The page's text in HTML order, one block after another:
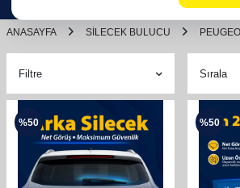
ANASAYFA SILECEK BULUCU
Filtre
%50 %50